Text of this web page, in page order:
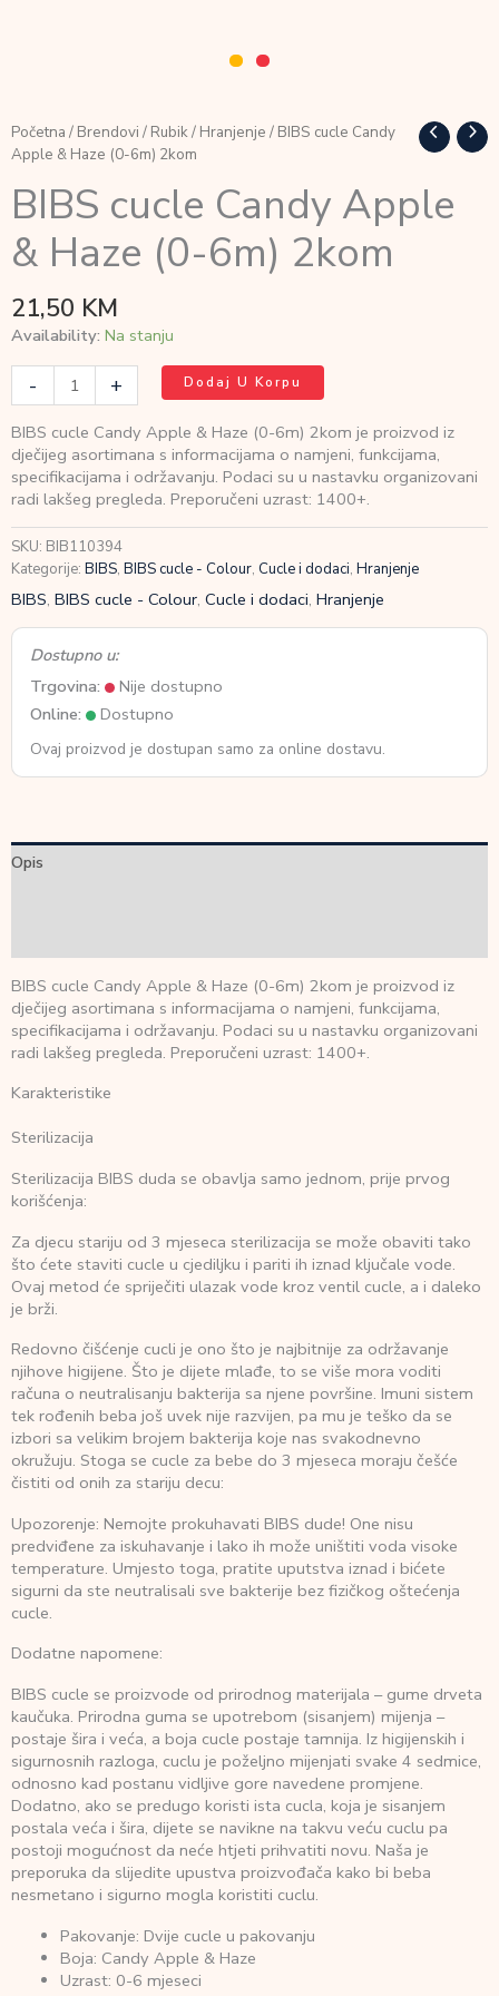
Početna / Brendovi / Rubik/ Hranjenje / BIBS cucle Candy
Apple & Haze (0-6m) 2kom
BIBS cucle Candy Apple
& Haze (0-6m) 2kom
21,50 KM
Availability: Na stanju
-
Apple
&
Haze
(0-
6m)
2kom
količina
+ Dodaj U Korpu
BIBS cucle Candy Apple & Haze (0-6m) 2kom je proizvod iz
dječijeg asortimana s informacijama o namjeni, funkcijama,
specifikacijama i održavanju. Podaci su u nastavku organizovani
radi lakšeg pregleda. Preporučeni uzrast: 1400+.
SKU: BIB110394
Kategorije: BIBS, BIBS cucle - Colour, Cucle i dodaci, Hranjenje
BIBS, BIBS cucle - Colour, Cucle i dodaci, Hranjenje
Dostupno u:
Trgovina:
Nije dostupno
Online:
Dostupno
Ovaj proizvod je dostupan samo za online dostavu.
Opis
BIBS cucle Candy Apple & Haze (0-6m) 2kom je proizvod iz
dječijeg asortimana s informacijama o namjeni, funkcijama,
specifikacijama i održavanju. Podaci su u nastavku organizovani
radi lakšeg pregleda. Preporučeni uzrast: 1400+.
Karakteristike
Sterilizacija
Sterilizacija BIBS duda se obavlja samo jednom, prije prvog
korišćenja:
Za djecu stariju od 3 mjeseca sterilizacija se može obaviti tako
što ćete staviti cucle u cjediljku i pariti ih iznad ključale vode.
Ovaj metod će spriječiti ulazak vode kroz ventil cucle, a i daleko
je brži.
Redovno čišćenje cucli je ono što je najbitnije za održavanje
njihove higijene. Što je dijete mlađe, to se više mora voditi
računa o neutralisanju bakterija sa njene površine. Imuni sistem
tek rođenih beba još uvek nije razvijen, pa mu je teško da se
izbori sa velikim brojem bakterija koje nas svakodnevno
okružuju. Stoga se cucle za bebe do 3 mjeseca moraju češće
čistiti od onih za stariju decu:
Upozorenje: Nemojte prokuhavati BIBS dude! One nisu
predviđene za iskuhavanje i lako ih može uništiti voda visoke
temperature. Umjesto toga, pratite uputstva iznad i bićete
sigurni da ste neutralisali sve bakterije bez fizičkog oštećenja
cucle.
Dodatne napomene:
BIBS cucle se proizvode od prirodnog materijala – gume drveta
kaučuka. Prirodna guma se upotrebom (sisanjem) mijenja –
postaje šira i veća, a boja cucle postaje tamnija. Iz higijenskih i
sigurnosnih razloga, cuclu je poželjno mijenjati svake 4 sedmice,
odnosno kad postanu vidljive gore navedene promjene.
Dodatno, ako se predugo koristi ista cucla, koja je sisanjem
postala veća i šira, dijete se navikne na takvu veću cuclu pa
postoji mogućnost da neće htjeti prihvatiti novu. Naša je
preporuka da slijedite upustva proizvođača kako bi beba
nesmetano i sigurno mogla koristiti cuclu.
Pakovanje: Dvije cucle u pakovanju
Boja: Candy Apple & Haze
Uzrast: 0-6 mjeseci